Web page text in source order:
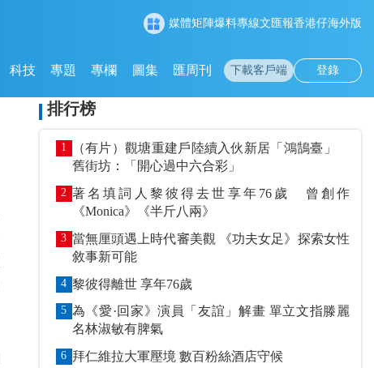
媒體矩陣爆料專線文匯報香港仔海外版
科技 專題 專欄 圖集 匯周刊 下載客戶端 登錄
排行榜
1
（有片）觀塘重建戶陸續入伙新居「鴻鵠臺」
舊街坊：「開心過中六合彩」
2 著名填詞人黎彼得去世享年76歲 曾創作
《Monica》《半斤八兩》
3 當無厘頭遇上時代審美觀 《功夫女足》探索女性
敘事新可能
4 黎彼得離世 享年76歲
5 為《愛·回家》演員「友誼」解畫 單立文指滕麗
名林淑敏有脾氣
6 拜仁維拉大軍壓境 數百粉絲酒店守候